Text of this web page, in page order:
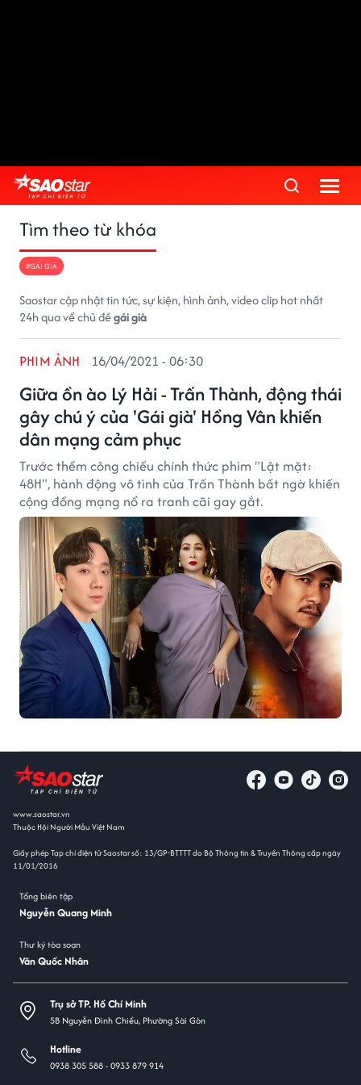
Tìm theo từ khóa
#GÁI GIÀ
Saostar cập nhật tin tức, sự kiện, hình ảnh, video clip hot nhất
24h qua về chủ đềgái già
Giữa ồn ào Lý Hải - Trấn Thành, động thái
gây chú ý của 'Gái già' Hồng Vân khiến
dân mạng cảm phục
PHIM ẢNH 16/04/2021 - 06:30
Trước thềm công chiếu chính thức phim "Lật mặt:
48H", hành động vô tình của Trấn Thành bất ngờ khiến
cộng đồng mạng nổ ra tranh cãi gay gắt.
www.saostar.vn
Thuộc Hội Người Mẫu Việt Nam
Giấy phép Tạp chí điện tử Saostar số: 13/GP-BTTTT do Bộ Thông tin & Truyền Thông cấp ngày
11/01/2016
Tổng biên tập
Nguyễn Quang Minh
Thư ký tòa soạn
Văn Quốc Nhân
Trụ sở TP. Hồ Chí Minh
5B Nguyễn Đình Chiểu, Phường Sài Gòn
Hotline
0938 305 588 -0933 879 914